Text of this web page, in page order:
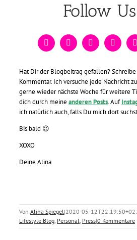
Follow
Hat Dir der Blogbeitrag gefallen?
Kommentar. Ich versuche jede Nachricht
gerne wieder nächste Woche für weitere
dich durch meine anderen Posts. Auf
ich natürlich auch, falls Du mich dort suchst
Bis bald 😉
XOXO
Deine Alina
Von Alina Spiegel |2020-05-
Lifestyle Blog Personal Press|0 Kommentare